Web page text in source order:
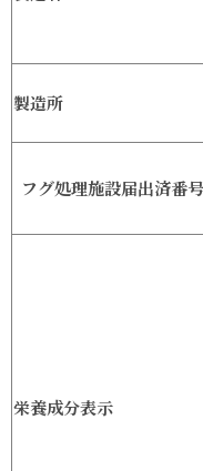
製造所
フグ処理施設届出済番
栄養成分表示